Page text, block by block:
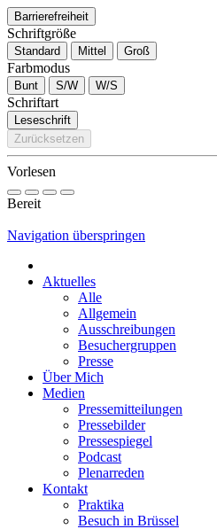
Barrierefreiheit
Schriftgröße
Standard Mittel Groß
Farbmodus
Bunt S/W W/S
Schriftart
Leseschrift
Zurücksetzen
Vorlesen
Bereit
Navigation überspringen
Aktuelles
Alle
Allgemein
Ausschreibungen
Besuchergruppen
Presse
Über Mich
Medien
Pressemitteilungen
Pressebilder
Pressespiegel
Podcast
Plenarreden
Kontakt
Praktika
Besuch in Brüssel